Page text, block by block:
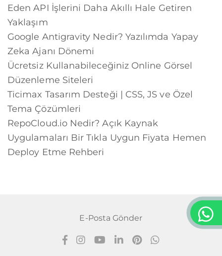
Eden API İşlerini Daha Akıllı Hale Getiren
Yaklaşım
Google Antigravity Nedir? Yazılımda Yapay
Zeka Ajanı Dönemi
Ücretsiz Kullanabileceğiniz Online Görsel
Düzenleme Siteleri
Ticimax Tasarım Desteği | CSS, JS ve Özel
Tema Çözümleri
RepoCloud.io Nedir? Açık Kaynak
Uygulamaları Bir Tıkla Uygun Fiyata Hemen
Deploy Etme Rehberi
E-Posta Gönder